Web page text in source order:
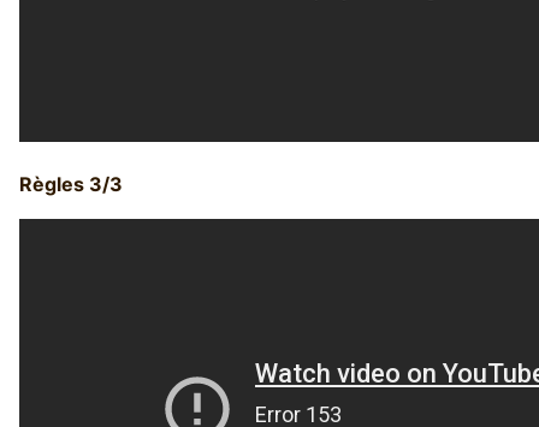
Règles 3/3